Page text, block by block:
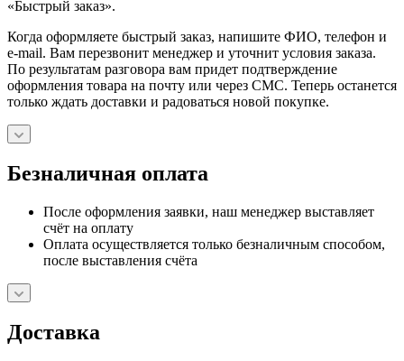
«Быстрый заказ».
Когда оформляете быстрый заказ, напишите ФИО, телефон и
e-mail. Вам перезвонит менеджер и уточнит условия заказа.
По результатам разговора вам придет подтверждение
оформления товара на почту или через СМС. Теперь останется
только ждать доставки и радоваться новой покупке.
Безналичная оплата
После оформления заявки, наш менеджер выставляет
счёт на оплату
Оплата осуществляется только безналичным способом,
после выставления счёта
Доставка